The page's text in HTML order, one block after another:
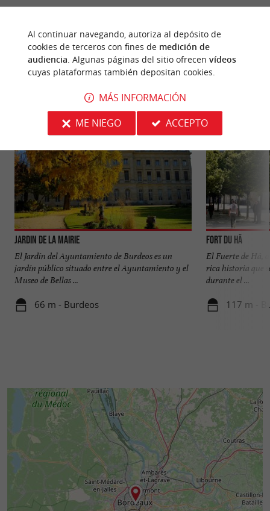
PARA DESCUBRIRALREDEDOR
Descubrir Información Alojamiento
Jardin de la Mairie
El Jardín del Ayuntamiento de Burdeos es un
jardín público situado entre el Ayuntamiento y el
Museo de Bellas ...
66 m - Burdeos
Fort du Hâ
El Fuerte de Hâ,
rica historia que
durante el ...
117 m -
Al continuar navegando, autoriza al depósito de
cookies de terceros con fines de medición de
audiencia. Algunas páginas del sitio ofrecen vídeos
cuyas plataformas también depositan cookies.
MÁS INFORMACIÓN
ME NIEGO
ACCEPTO